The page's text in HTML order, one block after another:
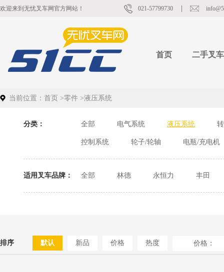
欢迎来到无忧叉车网官方网站！ 021-57799730
首页 二手叉车
当前位置： 首页 >零件 >液压系统
分类： 全部 电气系统 液压系统
控制系统 轮子/轮轴 电瓶/充电机
适用叉车品牌： 全部 林德 永恒力 丰田
排序 默认 新品 价格 热度 价格：